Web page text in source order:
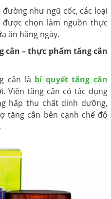
như ngũ cốc, các loại
chọn làm nguồn thực
ăn hằng ngày.
cân –thực phẩm tăng cân
cân là bí quyết tăng cân
Viên tăng cân có tác dụng
hấp thu chất dinh dưỡng,
tăng cân bên cạnh chế độ